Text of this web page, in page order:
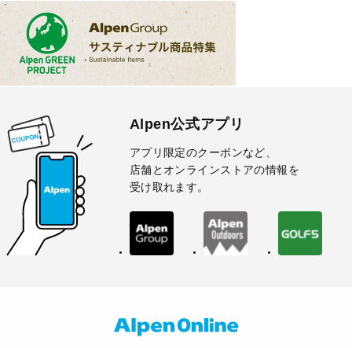
Alpen公式アプリ
アプリ限定のクーポンなど、
店舗とオンラインストアの情報を
受け取れます。